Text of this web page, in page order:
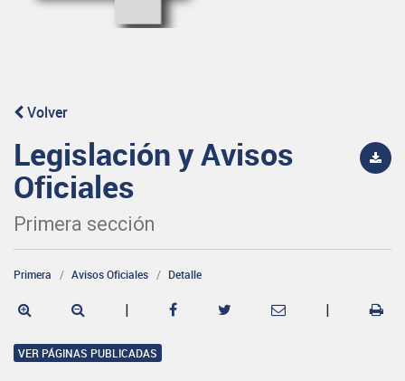
Volver
Legislación y Avisos
Oficiales
Primera sección
Primera Avisos Oficiales Detalle
| |
VER PÁGINAS PUBLICADAS